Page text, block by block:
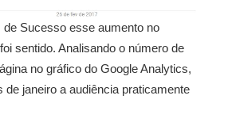
de Sucesso esse aumento no
sentido. Analisando o número de
no gráfico do Google Analytics,
de janeiro a audiência praticamente